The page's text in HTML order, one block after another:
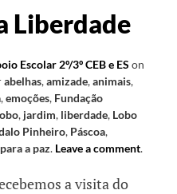
Liberdade
Escolar 2º/3º CEB e ES on
abelhas,amizade,animais,
,emoções, Fundação
, jardim, liberdade, Lobo
Pinheiro, Páscoa,
a paz. Leave a comment.
a visita do